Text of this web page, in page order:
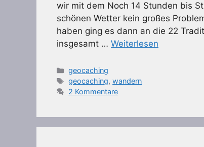
wir mit dem Noch 14 Stunden bis
schönen Wetter kein großes
haben ging es dann an die 22
insgesamt … Weiterlesen
Kategorien
geocaching
Schlagwörter
geocaching,wandern
2 Kommentare